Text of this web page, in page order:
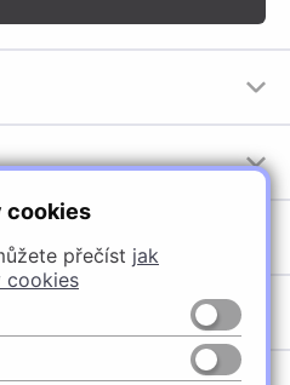
cookies
přečíst jak
cookies